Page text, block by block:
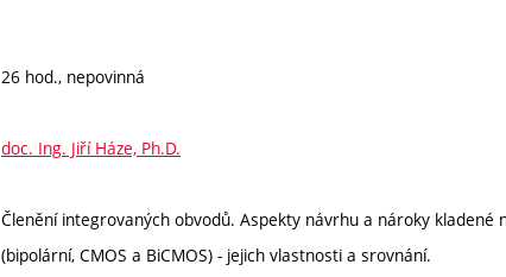
26 hod., nepovinná
doc. Ing. Jiří Háze, Ph.D.
Členění integrovaných obvodů. Aspekty návrhu a nároky kladené
(bipolární, CMOS a BiCMOS) - jejich vlastnosti a srovnání.